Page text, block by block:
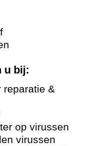
u bij:
reparatie &
op virussen
virussen